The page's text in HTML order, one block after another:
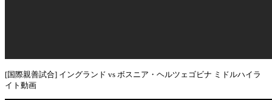
[国際親善試合] イングランド vs ボスニア・ヘルツェゴビナ ミドルハイラ
イト動画